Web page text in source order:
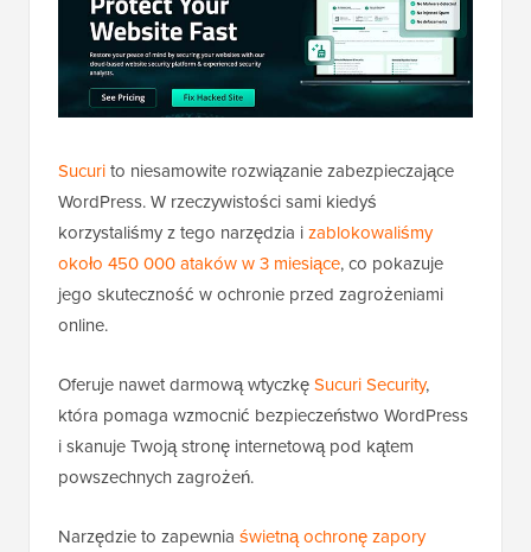
Sucurito niesamowite rozwiązanie zabezpieczające
WordPress. W rzeczywistości sami kiedyś
korzystaliśmy z tego narzędzia izablokowaliśmy
około 450 000 ataków w 3 miesiące, co pokazuje
jego skuteczność w ochronie przed zagrożeniami
online.
Oferuje nawet darmową wtyczkęSucuri Security,
która pomaga wzmocnić bezpieczeństwo WordPress
i skanuje Twoją stronę internetową pod kątem
powszechnych zagrożeń.
Narzędzie to zapewnia świetną ochronę zapory